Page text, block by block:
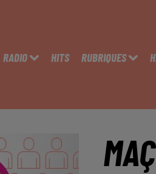
RADIO HITS RUBRIQUES